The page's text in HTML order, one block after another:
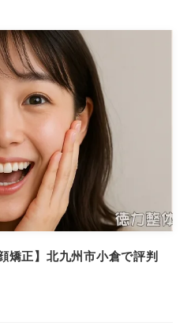
矯正】北九州市小倉で評判